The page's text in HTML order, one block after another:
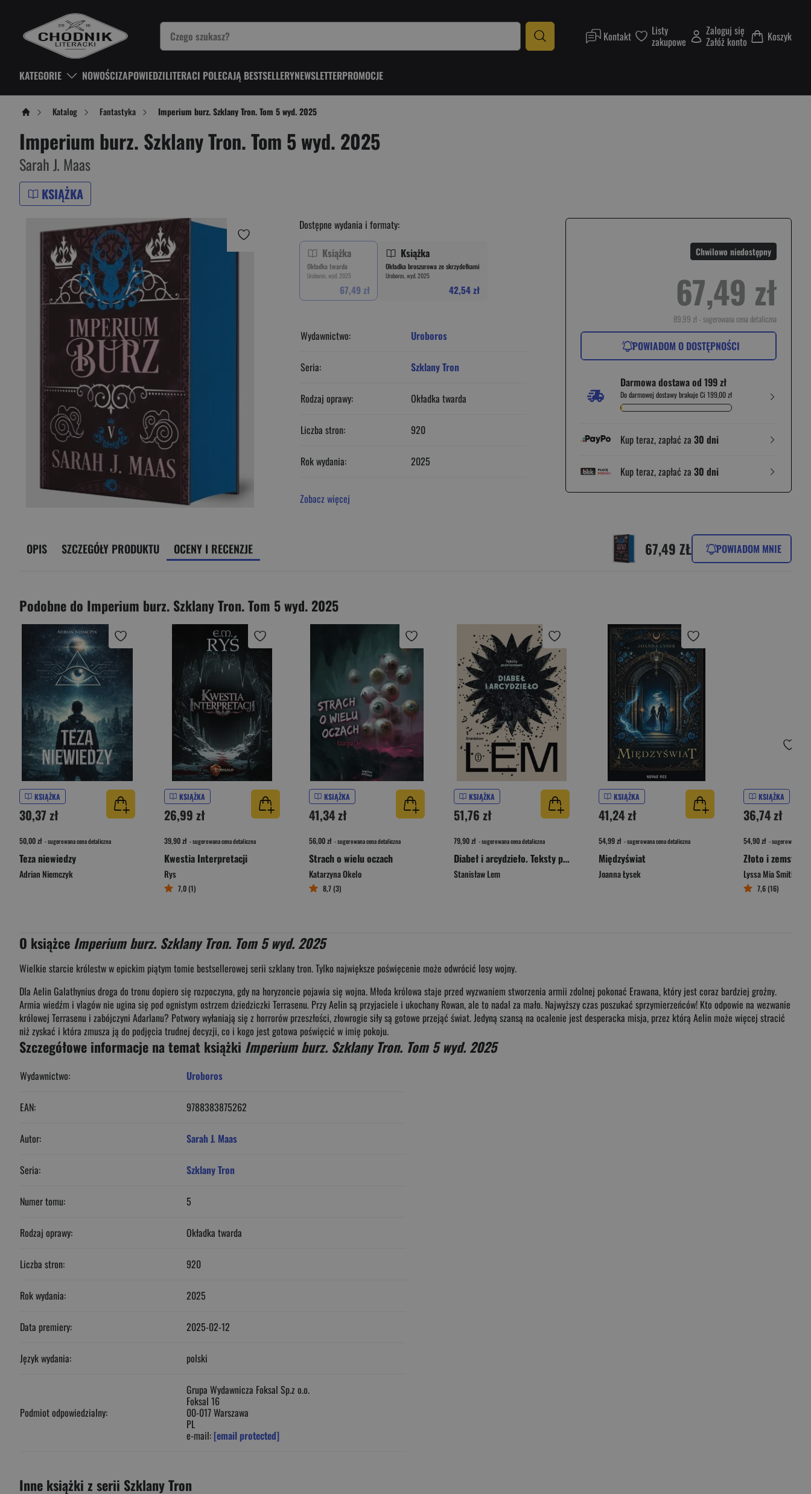
Kontakt Listy
zakupowe
Zaloguj się
Załóż konto Koszyk
KATEGORIE NOWOŚCIZAPOWIEDZILITERACI POLECAJĄ BESTSELLERYNEWSLETTERPROMOCJE
Katalog Fantastyka Imperium burz. Szklany Tron. Tom 5 wyd. 2025
Imperium burz. Szklany Tron. Tom 5 wyd. 2025
Sarah J. Maas
KSIĄŻKA
Chwilowo niedostępny
67,49 zł
89,99 zł - sugerowana cena detaliczna
POWIADOM O DOSTĘPNOŚCI
Darmowa dostawa od 199 zł
Do darmowej dostawy brakuje Ci 199,00 zł
Kup teraz, zapłać za 30 dni
Kup teraz, zapłać za 30 dni
Dostępne wydania i formaty:
Książka
Okładka twarda
Uroboros, wyd. 2025
67,49 zł
Książka
Okładka broszurowa ze skrzydełkami
Uroboros, wyd. 2025
42,54 zł
Wydawnictwo: Uroboros
Seria: Szklany Tron
Rodzaj oprawy: Okładka twarda
Liczba stron: 920
Rok wydania: 2025
Zobacz więcej
OPIS SZCZEGÓŁY PRODUKTU OCENY I RECENZJE 67,49 ZŁ POWIADOM MNIE
Podobne do Imperium burz. Szklany Tron. Tom 5 wyd. 2025
KSIĄŻKA
30,37 zł
50,00 zł - sugerowana cena detaliczna
Teza niewiedzy
Adrian Niemczyk
KSIĄŻKA
26,99 zł
39,90 zł - sugerowana cena detaliczna
Kwestia Interpretacji
Rys
7,0 (1)
KSIĄŻKA
41,34 zł
56,00 zł - sugerowana cena detaliczna
Strach o wielu oczach
Katarzyna Okelo
8,7 (3)
KSIĄŻKA
51,76 zł
79,90 zł - sugerowana cena detaliczna
Diabeł i arcydzieło. Teksty przełomowe wyd. 2026
Stanisław Lem
KSIĄŻKA
41,24 zł
54,99 zł - sugerowana cena detaliczna
Międzyświat
Joanna Łysek
KSIĄŻKA
36,74 zł
54,90 zł - sugerowana
Złoto i zemsta
Lyssa Mia Smith
7,6 (16)
O książce Imperium burz. Szklany Tron. Tom 5 wyd. 2025
Wielkie starcie królestw w epickim piątym tomie bestsellerowej serii szklany tron. Tylko największe poświęcenie może odwrócić losy wojny.
Dla Aelin Galathynius droga do tronu dopiero się rozpoczyna, gdy na horyzoncie pojawia się wojna. Młoda królowa staje przed wyzwaniem stworzenia armii zdolnej pokonać Erawana, który jest coraz bardziej groźny.
Armia wiedźm i vlagów nie ugina się pod ognistym ostrzem dziedziczki Terrasenu. Przy Aelin są przyjaciele i ukochany Rowan, ale to nadal za mało. Najwyższy czas poszukać sprzymierzeńców! Kto odpowie na wezwanie
królowej Terrasenu i zabójczyni Adarlanu? Potwory wyłaniają się z horrorów przeszłości, złowrogie siły są gotowe przejąć świat. Jedyną szansą na ocalenie jest desperacka misja, przez którą Aelin może więcej stracić
niż zyskać i która zmusza ją do podjęcia trudnej decyzji, co i kogo jest gotowa poświęcić w imię pokoju.
Szczegółowe informacje na temat książki Imperium burz. Szklany Tron. Tom 5 wyd. 2025
Wydawnictwo: Uroboros
EAN: 9788383875262
Autor: Sarah J. Maas
Seria: Szklany Tron
Numer tomu: 5
Rodzaj oprawy: Okładka twarda
Liczba stron: 920
Rok wydania: 2025
Data premiery: 2025-02-12
Język wydania: polski
Podmiot odpowiedzialny:
Grupa Wydawnicza Foksal Sp.z o.o.
Foksal 16
00-017 Warszawa
PL
e-mail: [email protected]
Inne książki z serii Szklany Tron